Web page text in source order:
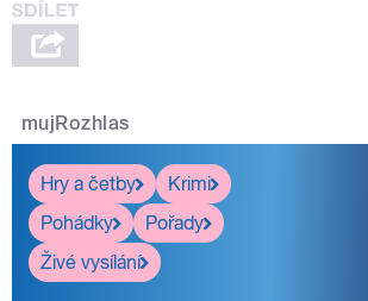
mujRozhlas
Hry a četby
Krimi
Pohádky
Pořady
Živé vysílání